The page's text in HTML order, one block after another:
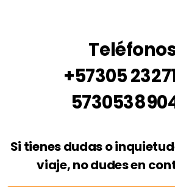
+57305
Si tienes dudas o
viaje, no dudes en